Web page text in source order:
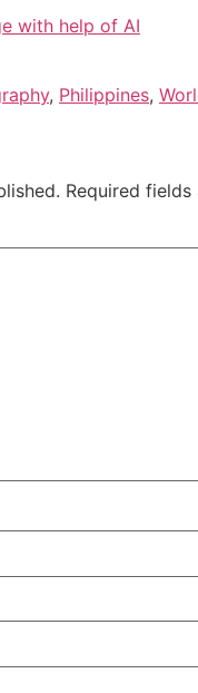
with help of AI
, Philippines,
Required fields